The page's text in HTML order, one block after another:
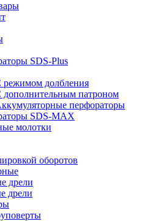
SDS-Plus
режимом долбления
дополнительным патроном
перфораторы
SDS-MAX
молотки
оборотов
дрели
дрели